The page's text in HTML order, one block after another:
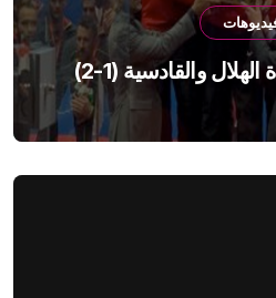
بالفيديو | ملخص مباراة الهلال والقادسية (1-2)